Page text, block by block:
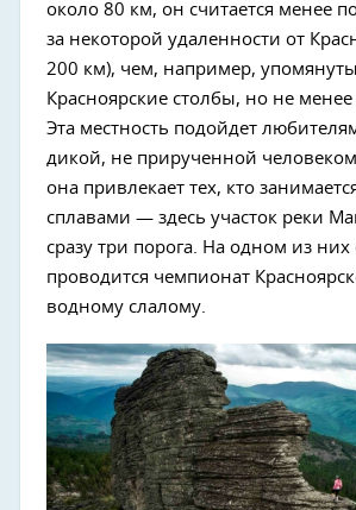
около 80 км, он считается менее
за некоторой удаленности от
200 км), чем, например,
Красноярские столбы, но не
Эта местность подойдет
дикой, не прирученной
она привлекает тех, кто
сплавами — здесь участок реки
сразу три порога. На одном из них
проводится чемпионат
водному слалому.